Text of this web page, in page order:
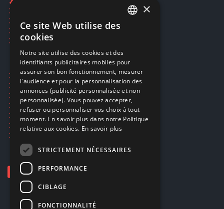
Restauration CD griffés
Réparations & SAV
Smartpoints
Ecogaming
Expédition & retours
Confidentialité
Conditions générales
EA Sport UFC 6
Call of Duty: Modern Warfare 4
Rachat et revente de jeux en cash
ENGLISH
×
Ce site Web utilise des
cookies
Notre site utilise des cookies et des
identifiants publicitaires mobiles pour
assurer son bon fonctionnement, mesurer
l'audience et pour la personnalisation des
annonces (publicité personnalisée et non
personnalisée). Vous pouvez accepter,
refuser ou personnaliser vos choix à tout
moment. En savoir plus dans notre Politique
relative aux cookies. En savoir plus
STRICTEMENT NÉCESSAIRES
PERFORMANCE
CIBLAGE
FONCTIONNALITÉ